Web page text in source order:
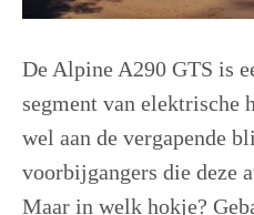
De Alpine A290 GTS is
segment van elektrische
wel aan de vergapende
voorbijgangers die deze
Maar in welk hokje?